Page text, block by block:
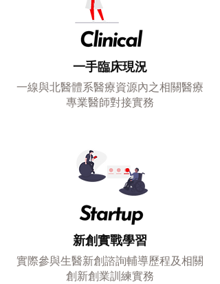
一手臨床現況
一線與北醫體系醫療資源內之相關醫療
專業醫師對接實務
新創實戰學習
實際參與生醫新創諮詢輔導歷程及相關
創新創業訓練實務